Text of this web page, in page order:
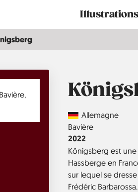
Main
navigation
Illustrations
CountryAllemagne
Région
Bavière
Année
2022
Königsberg est
Hassberge en
sur lequel se
Frédéric